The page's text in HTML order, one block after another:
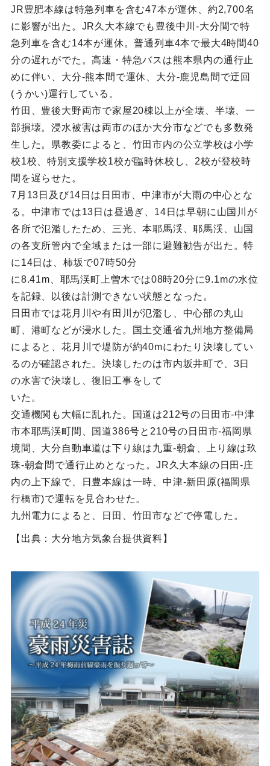
JR豊肥本線は特急列車を含む47本が運休、約2,700名
に影響が出た。JR久大本線でも豊後中川-大分間で特
急列車を含む14本が運休。普通列車4本で最大4時間40
分の遅れがでた。高速・特急バスは熊本県内の通行止
めに伴い、大分-熊本間で運休、大分-鹿児島間で迂回
(うかい)運行している。
竹田、豊後大野両市で家屋20棟以上が全壊、半壊、一
部損壊。浸水被害は両市のほか大分市などでも多数発
生した。県教委によると、竹田市内の公立学校は小学
校1校、特別支援学校1校が臨時休校し、2校が登校時
間を遅らせた。
7月13日及び14日は日田市、中津市が大雨の中心とな
る。中津市では13日は昼過ぎ、14日は早朝に山国川が
各所で氾濫したため、三光、本耶馬渓、耶馬渓、山国
の各支所管内で全域または一部に避難勧告が出た。特
に14日は、柿坂で07時50分
に8.41m、耶馬渓町上曽木では08時20分に9.1mの水位
を記録、以後は計測できない状態となった。
日田市では花月川や有田川が氾濫し、中心部の丸山
町、港町などが浸水した。国土交通省九州地方整備局
によると、花月川で堤防が約40mにわたり決壊してい
るのが確認された。決壊したのは市内坂井町で、3日
の水害で決壊し、復旧工事をして
いた。
交通機関も大幅に乱れた。国道は212号の日田市-中津
市本耶馬渓町間、国道386号と210号の日田市-福岡県
境間、大分自動車道は下り線は九重-朝倉、上り線は玖
珠-朝倉間で通行止めとなった。JR久大本線の日田-庄
内の上下線で、日豊本線は一時、中津-新田原(福岡県
行橋市)で運転を見合わせた。
九州電力によると、日田、竹田市などで停電した。
【出典：大分地方気象台提供資料】